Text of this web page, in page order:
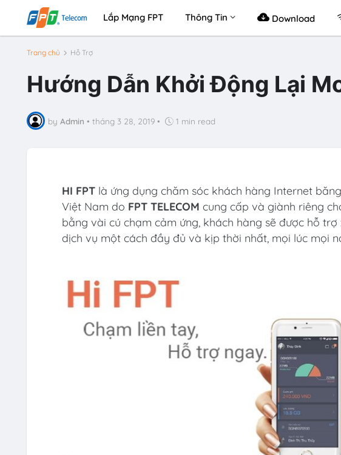
Lắp Mạng FPT Thông Tin Download
Trang chủ Hỗ Trợ
Hướng Dẫn Khởi Động Lại
by Admin • tháng 3 28, 2019 • 1 min read
HI FPTlà ứng dụng chăm sóc khách hàng Internet
Việt Nam do FPT TELECOM cung cấp và giành riêng
bằng vài cú chạm cảm ứng, khách hàng sẽ được hỗ
dịch vụ một cách đầy đủ và kịp thời nhất, mọi lúc mọi